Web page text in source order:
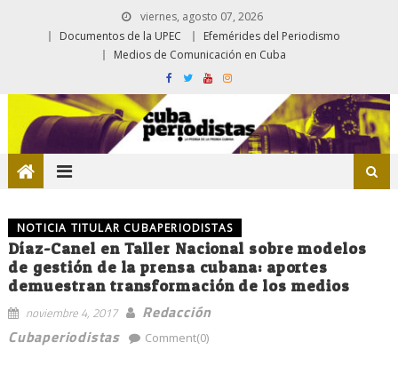
viernes, agosto 07, 2026
Documentos de la UPEC
Efemérides del Periodismo
Medios de Comunicación en Cuba
NOTICIA TITULAR CUBAPERIODISTAS
Díaz-Canel en Taller Nacional sobre modelos
de gestión de la prensa cubana: aportes
demuestran transformación de los medios
noviembre 4, 2017
Redacción
Cubaperiodistas
Comment(0)